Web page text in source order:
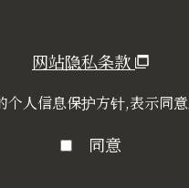
网站隐私条款
个人信息保护方针,表示同
同意